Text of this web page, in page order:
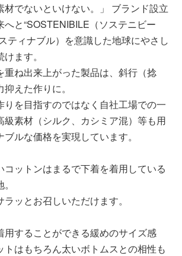
材でないといけない。」 ブランド設立
へと“SOSTENIBILE（ソステニビー
ティナブル）を意識した地球にやさし
ます。
重ね出来上がった製品は、斜行（捻
えた作りに。
りを目指すのではなく自社工場での一
級素材（シルク、カシミア混）等も用
ルな価格を実現しています。
コットンはまるで下着を着用している
ッとお召しいただけます。
用することができる緩めのサイズ感
トはもちろん太いボトムスとの相性も